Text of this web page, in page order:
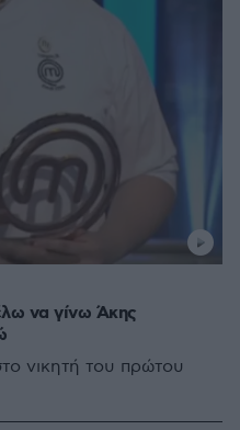
να γίνω Άκης
νικητή του πρώτου